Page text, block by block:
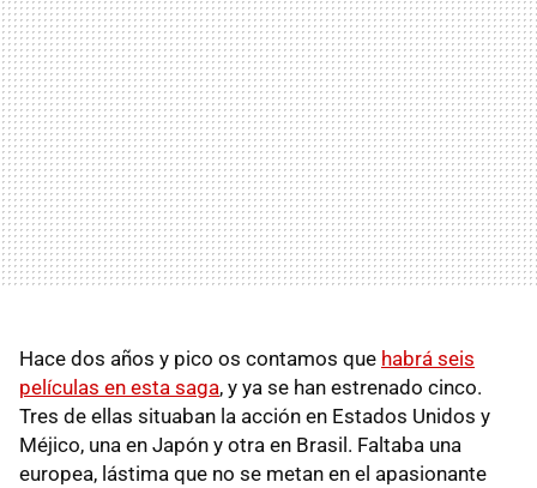
Hace dos años y pico os contamos que habrá seis
películas en esta saga, y ya se han estrenado cinco.
Tres de ellas situaban la acción en Estados Unidos y
Méjico, una en Japón y otra en Brasil. Faltaba una
europea, lástima que no se metan en el apasionante